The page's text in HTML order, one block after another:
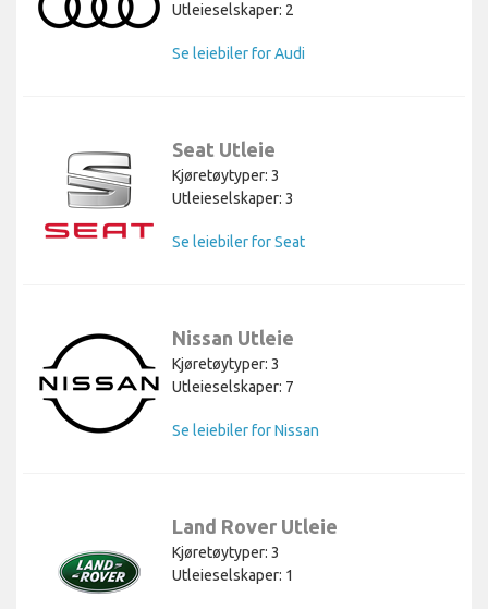
Utleieselskaper: 2
Se leiebiler for Audi
Seat Utleie
Kjøretøytyper: 3
Utleieselskaper: 3
Se leiebiler for Seat
Nissan Utleie
Kjøretøytyper: 3
Utleieselskaper: 7
Se leiebiler for Nissan
Land Rover Utleie
Kjøretøytyper: 3
Utleieselskaper: 1